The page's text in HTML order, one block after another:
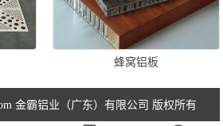
蜂窝铝板
金霸铝业（广东）有限公司 版权所有